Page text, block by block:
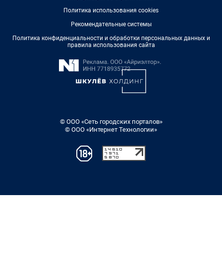
Политика использования cookies
Рекомендательные системы
Политика конфиденциальности и обработки персональных данных и
правила использования сайта
© ООО «Сеть городских порталов»
© ООО «Интернет Технологии»